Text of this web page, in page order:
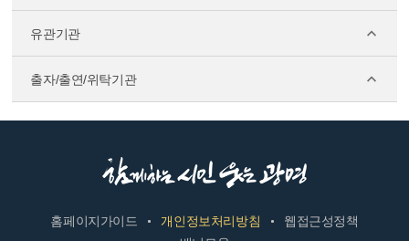
유관기관
출자/출연/위탁기관
홈페이지가이드 개인정보처리방침
웹접근성정책